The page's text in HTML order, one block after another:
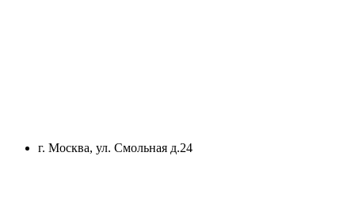
г. Москва, ул. Смольная д.24